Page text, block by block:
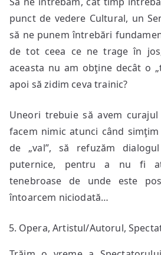
punct de vedere Cultural, un
să ne punem întrebări
de tot ceea ce ne trage în
aceasta nu am obţine decât o
apoi să zidim ceva trainic?
Uneori trebuie să avem
facem nimic atunci când
de „val”, să refuzăm
puternice, pentru a nu fi
tenebroase de unde este
întoarcem niciodată…
Opera, Artistul/Autorul,